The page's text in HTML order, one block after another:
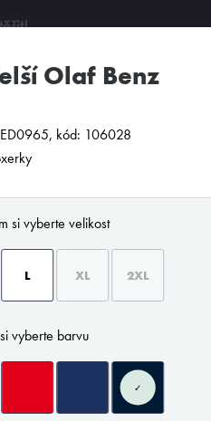
kód: 106028
si vyberte velikost
L XL 2XL
vyberte barvu
✓
PODLE CENY